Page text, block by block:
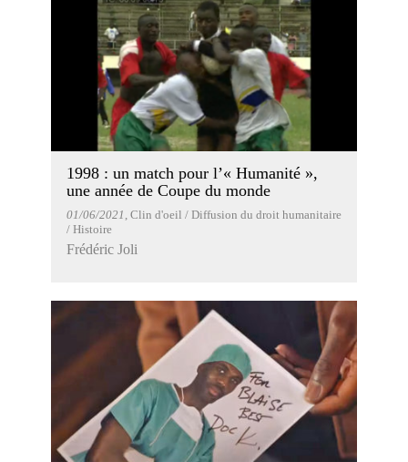
1998 : un match pour l’« Humanité »,
une année de Coupe du monde
01/06/2021 , Clin d'oeil / Diffusion du droit humanitaire
/ Histoire
Frédéric Joli